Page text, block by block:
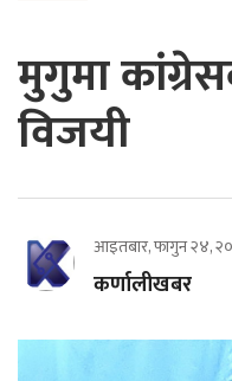
मुगुमा
विजयी
आइतबार, फागुन २४,
कर्णालीखबर